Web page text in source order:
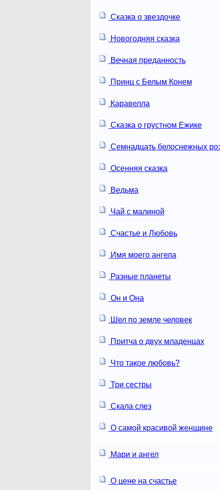
Сказка о звездочке
Новогодняя сказка
Вечная преданность
Принц с Белым Конем
Каравелла
Сказка о грустном Ежике
Семнадцать белоснежных
Осенняя сказка
Ведьма
Чай с малиной
Счастье и Любовь
Имя моего ангела
Разные планеты
Он и Она
Шел по земле человек
Притча о двух младенцах
Что такое любовь?
Три сестры
Скала слез
О самой красивой женщине
Мари и ангел
О цене на счастье